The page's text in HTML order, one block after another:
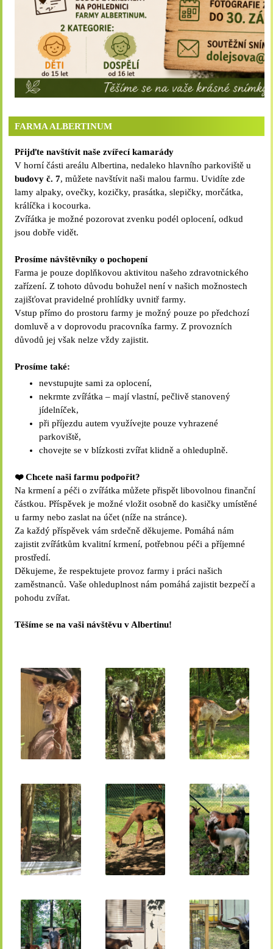
FARMA ALBERTINUM
Přijďte navštívit naše zvířecí kamarády
V horní části areálu Albertina, nedaleko hlavního parkoviště u
budovy č. 7, můžete navštívit naši malou farmu. Uvidíte zde
lamy alpaky, ovečky, kozičky, prasátka, slepičky, morčátka,
králíčka i kocourka.
Zvířátka je možné pozorovat zvenku podél oplocení, odkud
jsou dobře vidět.
Prosíme návštěvníky o pochopení
Farma je pouze doplňkovou aktivitou našeho zdravotnického
zařízení. Z tohoto důvodu bohužel není v našich možnostech
zajišťovat pravidelné prohlídky uvnitř farmy.
Vstup přímo do prostoru farmy je možný pouze po předchozí
domluvě a v doprovodu pracovníka farmy. Z provozních
důvodů jej však nelze vždy zajistit.
Prosíme také:
nevstupujte sami za oplocení,
nekrmte zvířátka – mají vlastní, pečlivě stanovený
jídelníček,
při příjezdu autem využívejte pouze vyhrazené
parkoviště,
chovejte se v blízkosti zvířat klidně a ohleduplně.
❤️ Chcete naši farmu podpořit?
Na krmení a péči o zvířátka můžete přispět libovolnou finanční
částkou. Příspěvek je možné vložit osobně do kasičky umístěné
u farmy nebo zaslat na účet (níže na stránce).
Za každý příspěvek vám srdečně děkujeme. Pomáhá nám
zajistit zvířátkům kvalitní krmení, potřebnou péči a příjemné
prostředí.
Děkujeme, že respektujete provoz farmy i práci našich
zaměstnanců. Vaše ohleduplnost nám pomáhá zajistit bezpečí a
pohodu zvířat.
Těšíme se na vaši návštěvu v Albertinu!